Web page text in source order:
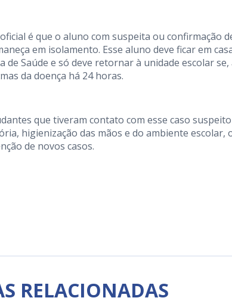
é que o aluno com suspeita ou confirmação
em isolamento. Esse aluno deve ficar em
de Saúde e só deve retornar à unidade escolar
da doença há 24 horas.
que tiveram contato com esse caso
higienização das mãos e do ambiente escolar,
de novos casos.
RELACIONADAS